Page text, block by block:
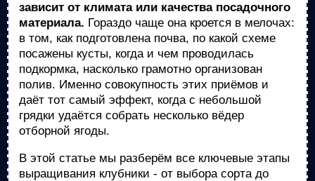
зависит от климата или качества посадочного
материала. Гораздо чаще она кроется в мелочах:
в том, как подготовлена почва, по какой схеме
посажены кусты, когда и чем проводилась
подкормка, насколько грамотно организован
полив. Именно совокупность этих приёмов и
даёт тот самый эффект, когда с небольшой
грядки удаётся собрать несколько вёдер
отборной ягоды.
В этой статье мы разберём все ключевые этапы
выращивания клубники - от выбора сорта до